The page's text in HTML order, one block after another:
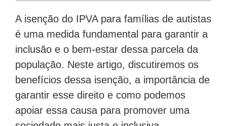
A isenção do IPVA para famílias de autistas
é uma medida fundamental para garantir a
inclusão e o bem-estar dessa parcela da
população. Neste artigo, discutiremos os
benefícios dessa isenção, a importância de
garantir esse direito e como podemos
apoiar essa causa para promover uma